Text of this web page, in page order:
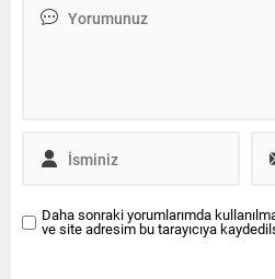
ardından teşkilatlarda yeni
Daha sonraki yorumlarımda
ve site adresim bu tarayıcıya